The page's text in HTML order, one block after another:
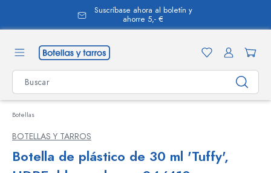
Suscríbase ahora al boletín y
ahorre 5,- €
Botellas
BOTELLAS Y TARROS
Botella de plástico de 30 ml 'Tuffy',